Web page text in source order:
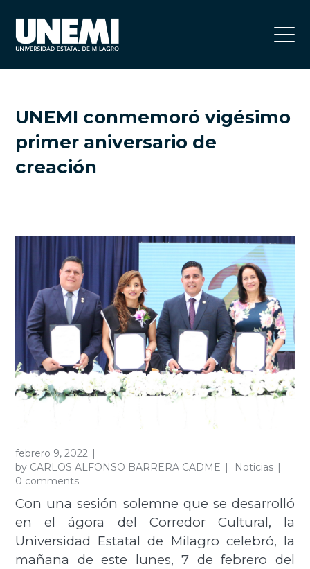
UNEMI conmemoró vigésimo
primer aniversario de
creación
febrero 9, 2022
by CARLOS ALFONSO BARRERA CADME
Noticias
0 comments
Con una sesión solemne que se desarrolló
en el ágora del Corredor Cultural, la
Universidad Estatal de Milagro celebró, la
mañana de este lunes, 7 de febrero del